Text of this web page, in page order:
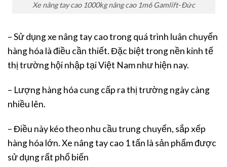
Xe nâng tay cao 1000kg nâng cao 1m6 Gamlift- Đức
– Sử dụng xe nâng tay cao trong quá trình luân chuyển
hàng hóa là điều cần thiết. Đặc biệt trong nền kinh tế
thị trường hội nhập tại Việt Nam như hiện nay.
– Lượng hàng hóa cung cấp ra thị trường ngày càng
nhiều lên.
– Điều này kéo theo nhu cầu trung chuyển, sắp xếp
hàng hóa lớn. Xe nâng tay cao 1 tấn là sản phẩm được
sử dụng rất phổ biến